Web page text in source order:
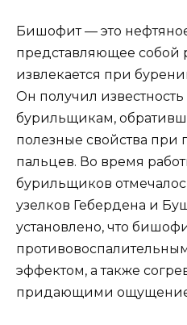
Бишофит — это
представляющее собой
извлекается при
Он получил известность
бурильщикам,
полезные свойства при
пальцев. Во время
бурильщиков
узелков Гебердена и
установлено, что
эффектом, а также
придающими ощущение